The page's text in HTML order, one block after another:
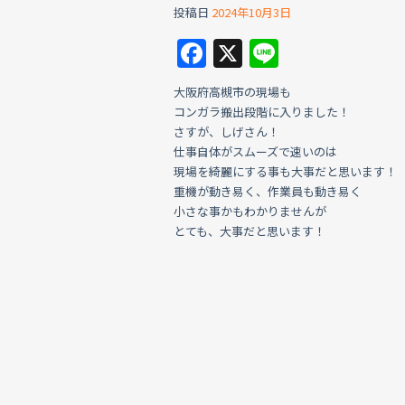
投稿日 2024年10月3日
F
a
c
e
b
o
o
X
n
e
大阪府高槻市の現場も
コンガラ搬出段階に入りました！
さすが、しげさん！
仕事自体がスムーズで速いのは
現場を綺麗にする事も大事だと思います！
重機が動き易く、作業員も動き易く
小さな事かもわかりませんが
とても、大事だと思います！